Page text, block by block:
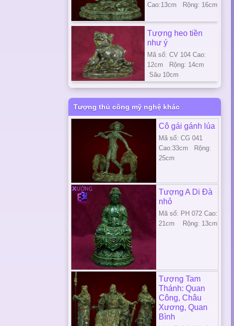
Cao:13cm Rộng: 16cm
Tượng heo tiền
như ý
Mã số: CV 104 Cao:
12cm Rộng: 14cm
Sâu 10cm
Tượng thủ công mỹ nghệ khác
Cô gái gánh lúa
Mã số: CG 041
Cao:33cm Rộng:
25cm
Tượng A Di Đà
nhỏ
Mã số: PH 072 Cao:
21cm Rộng: 13cm
Tượng Tam
Thánh: Quan
Công, Châu
Xương, Quan
Bình